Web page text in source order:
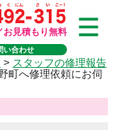
お見積もり無料
い合わせ
> スタッフの修理報告
町へ修理依頼にお伺